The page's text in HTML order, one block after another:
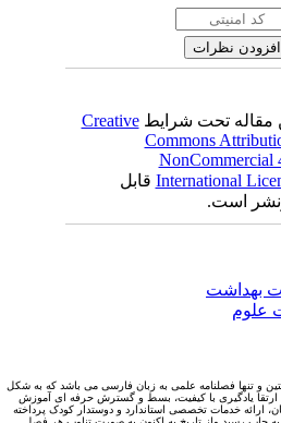
مقاله تحت شرایطCreative
Commons
Internationalقابل
است.
بهداشت
تنها فصلنامه علمی به زبان فارسی می باشد که به شکل
یادگیری با کیفیت، بسط و گسترش حرفه ای آموزش
خدمات تخصصی استاندارد و دوستدار کودک پرداخته